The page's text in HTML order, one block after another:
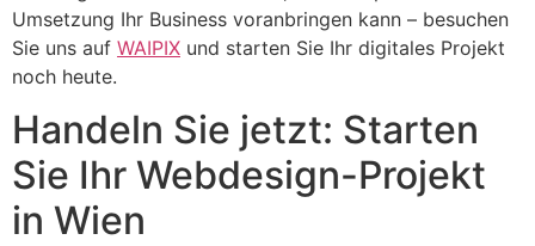
Umsetzung Ihr Business voranbringen kann – besuchen
Sie uns auf WAIPIX und starten Sie Ihr digitales Projekt
noch heute.
Handeln Sie jetzt: Starten
Sie Ihr Webdesign-Projekt
in Wien